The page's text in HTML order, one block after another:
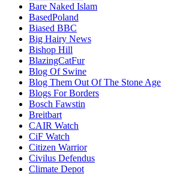
Bare Naked Islam
BasedPoland
Biased BBC
Big Hairy News
Bishop Hill
BlazingCatFur
Blog Of Swine
Blog Them Out Of The Stone Age
Blogs For Borders
Bosch Fawstin
Breitbart
CAIR Watch
CiF Watch
Citizen Warrior
Civilus Defendus
Climate Depot